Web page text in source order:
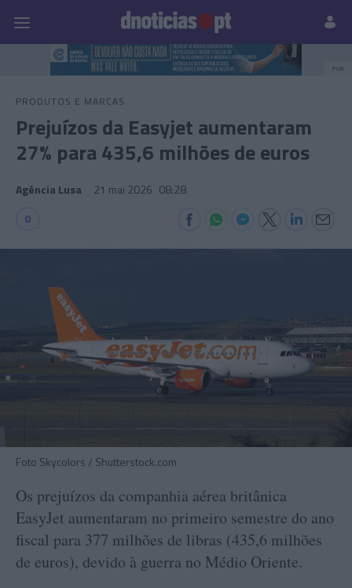
Prazeres Paisagens
PUB
PRODUTOS E MARCAS
Prejuízos da Easyjet aumentaram
27% para 435,6 milhões de euros
Agência Lusa 21 mai 2026 08:28
0
Foto Skycolors / Shutterstock.com
Os prejuízos da companhia aérea britânica
EasyJet aumentaram no primeiro semestre do ano
fiscal para 377 milhões de libras (435,6 milhões
de euros), devido à guerra no Médio Oriente.